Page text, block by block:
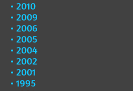
2010
2009
2006
2005
2004
2002
2001
1995